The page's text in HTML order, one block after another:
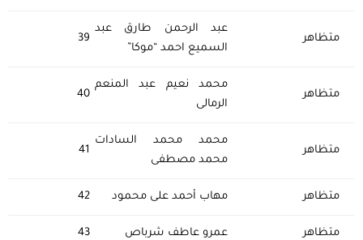
متظاهر
عبد الرحمن طارق عبد
السميع احمد “موكا”
39
متظاهر
محمد نعيم عبد المنعم
الرمالى
40
متظاهر
محمد محمد السادات
محمد مصطفى
41
متظاهر مهاب أحمد على محمود 42
متظاهر عمرو عاطف شرباص 43